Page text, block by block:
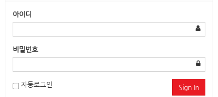
아이디
비밀번호
자동로그인 Sign In